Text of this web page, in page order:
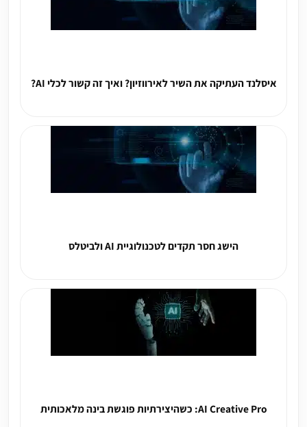
איסלנד העתיקה את השיר לאירווזיון? ואיך זה קשור לכלי AI?
הישג חסר תקדים לטכנולוגיית AI ולביטלס
AI Creative Pro: כשהיצירתיות פוגשת בינה מלאכותית